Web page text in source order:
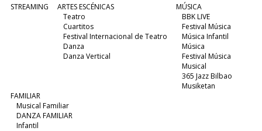
STREAMING
ARTES ESCÉNICAS
Teatro
Cuartitos
Festival Internacional de Teatro
Danza
Danza Vertical
MÚSICA
BBK LIVE
Festival Música
Música Infantil
Música
Festival Música
Musical
365 Jazz Bilbao
Musiketan
FAMILIAR
Musical Familiar
DANZA FAMILIAR
Infantil